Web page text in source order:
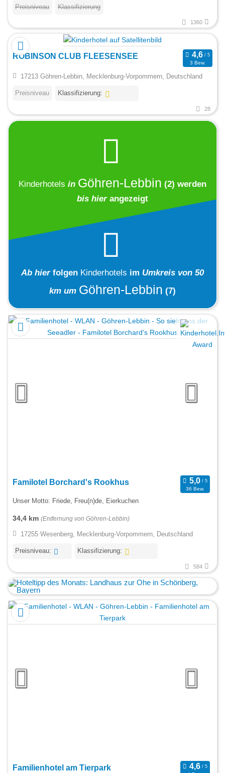
Preisniveau Klassifizierung
1360
ROBINSON CLUB FLEESENSEE
3 Bew.
17213 Göhren-Lebbin, Mecklenburg-Vorpommern, Deutschland
Preisniveau Klassifizierung:
28
Kinderhotels in Göhren-Lebbin (2) werden
bis hierangezeigt
Ab hier folgen Kinderhotels im Umkreis von 50
km um Göhren-Lebbin (7)
Familotel Borchard's Rookhus
36 Bew.
Unser Motto: Friede, Freu(n)de, Eierkuchen
34,4 km (Entfernung von Göhren-Lebbin)
17255 Wesenberg, Mecklenburg-Vorpommern, Deutschland
Preisniveau: Klassifizierung:
584
Familienhotel am Tierpark